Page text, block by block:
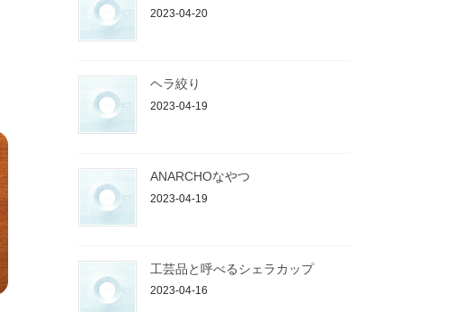
2023-04-20
ヘラ絞り
2023-04-19
ANARCHOなやつ
2023-04-19
工芸品と呼べるシェラカップ
2023-04-16